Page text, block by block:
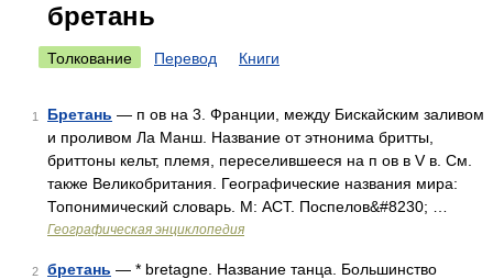
бретань
Толкование Перевод Книги
1 Бретань — п ов на 3. Франции, между Бискайским заливом
и проливом Ла Манш. Название от этнонима бритты,
бриттоны кельт, племя, переселившееся на п ов в V в. См.
также Великобритания. Географические названия мира:
Топонимический словарь. М: АСТ. Поспелов&#8230; …
Географическая энциклопедия
2 бретань — * bretagne. Название танца. Большинство